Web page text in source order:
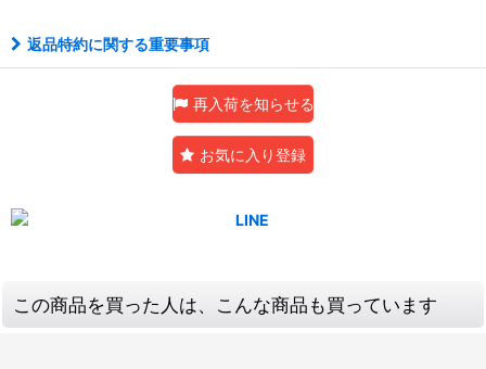
返品特約に関する重要事項
再入荷を知らせる
お気に入り登録
この商品を買った人は、こんな商品も買っています